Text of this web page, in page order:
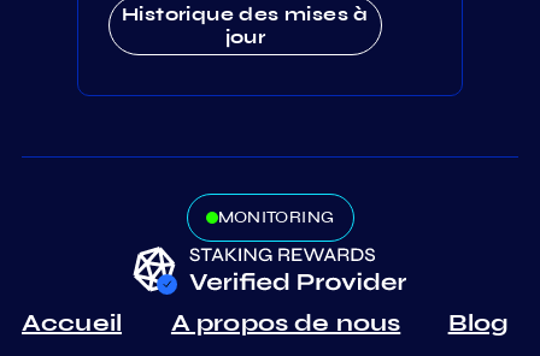
Historique des mises à
jour
MONITORING
Accueil A propos de nous Blog